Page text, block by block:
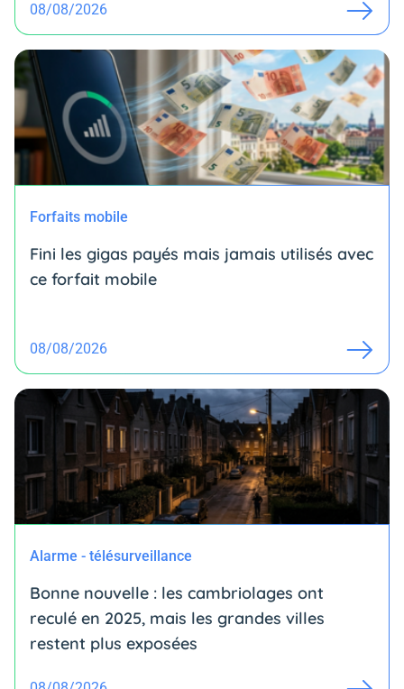
08/08/2026
Forfaits mobile
Fini les gigas payés mais jamais utilisés avec
ce forfait mobile
08/08/2026
Alarme - télésurveillance
Bonne nouvelle : les cambriolages ont
reculé en 2025, mais les grandes villes
restent plus exposées